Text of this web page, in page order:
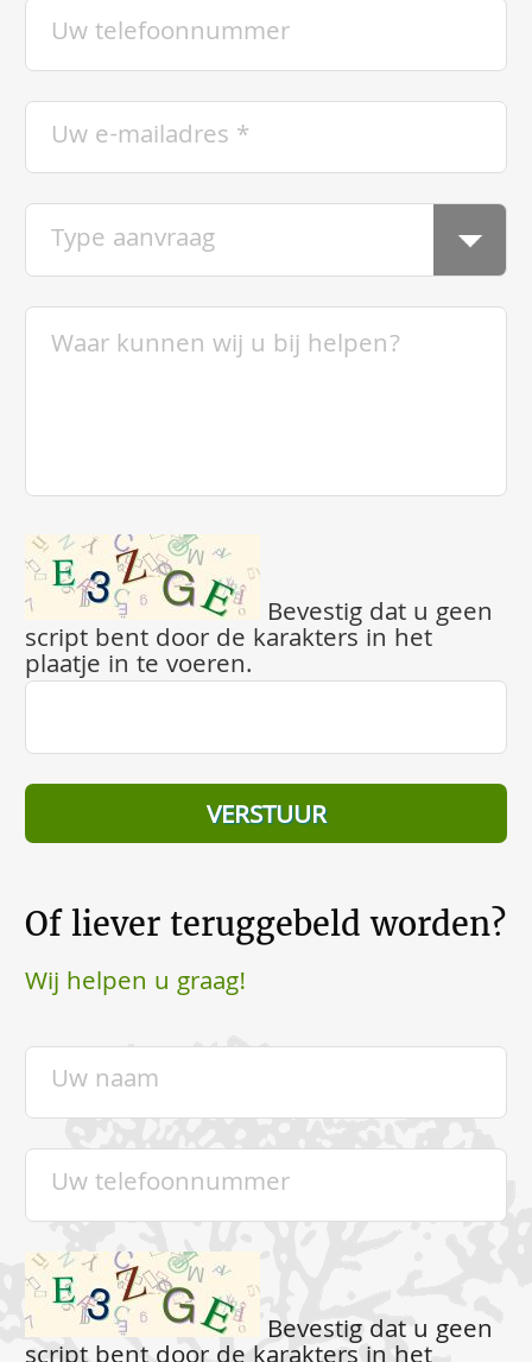
Bevestig dat u geen
script bent door de karakters in het
plaatje in te voeren.
Of liever teruggebeld worden?
Wij helpen u graag!
Bevestig dat u geen